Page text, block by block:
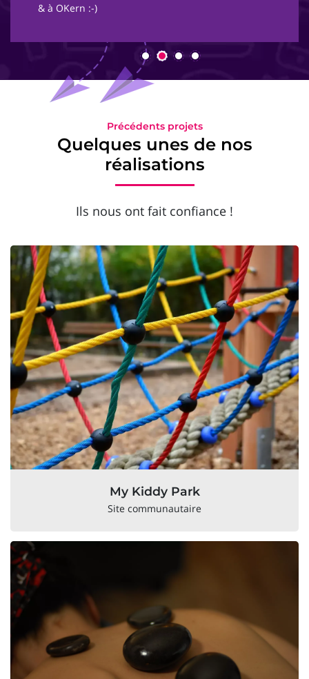
& à OKern :-)
Précédents projets
Quelques unes de nos
réalisations
Ils nous ont fait confiance !
My Kiddy Park
Site communautaire